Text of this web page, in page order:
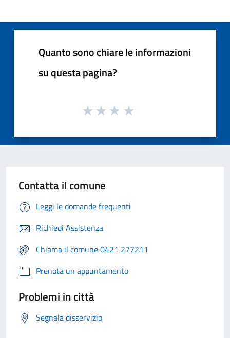
Quanto sono chiare le informazioni
su questa pagina?
Contatta il comune
Leggi le domande frequenti
Richiedi Assistenza
Chiama il comune 0421 277211
Prenota un appuntamento
Problemi in città
Segnala disservizio